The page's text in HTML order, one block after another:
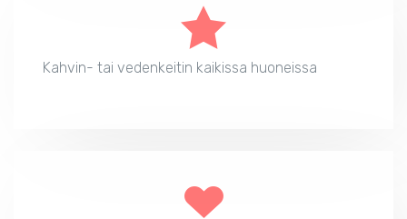
Kahvin- tai vedenkeitin kaikissa huoneissa